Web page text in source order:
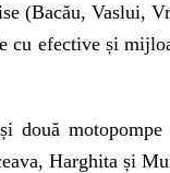
(Bacău, Vaslui,
cu efective și
două
Harghita și